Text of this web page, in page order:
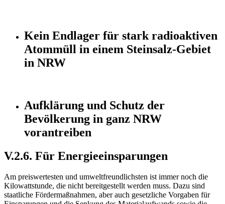
Kein Endlager für stark radioaktiven
Atommüll in einem Steinsalz-Gebiet
in NRW
Aufklärung und Schutz der
Bevölkerung in ganz NRW
vorantreiben
V.2.6. Für Energieeinsparungen
Am preiswertesten und umweltfreundlichsten ist immer noch die
Kilowattstunde, die nicht bereitgestellt werden muss. Dazu sind
staatliche Fördermaßnahmen, aber auch gesetzliche Vorgaben für